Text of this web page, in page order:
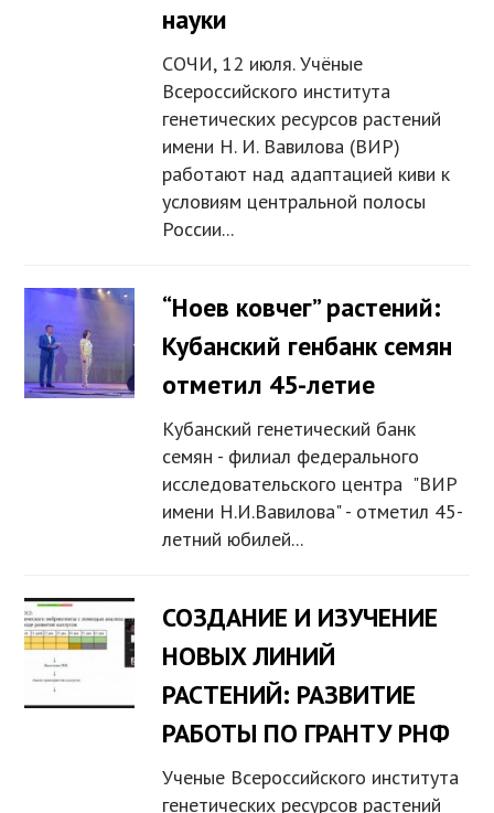
науки
СОЧИ, 12 июля. Учёные
Всероссийского института
генетических ресурсов растений
имени Н. И. Вавилова (ВИР)
работают над адаптацией киви к
условиям центральной полосы
России...
“Ноев ковчег” растений:
Кубанский генбанк семян
отметил 45-летие
Кубанский генетический банк
семян - филиал федерального
исследовательского центра "ВИР
имени Н.И.Вавилова" - отметил 45-
летний юбилей...
СОЗДАНИЕ И ИЗУЧЕНИЕ
НОВЫХ ЛИНИЙ
РАСТЕНИЙ: РАЗВИТИЕ
РАБОТЫ ПО ГРАНТУ РНФ
Ученые Всероссийского института
генетических ресурсов растений